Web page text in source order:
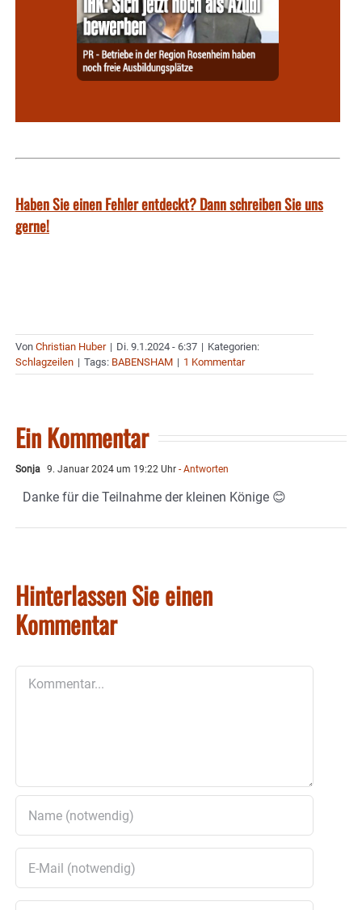
Haben Sie einen Fehler entdeckt? Dann schreiben Sie uns
gerne!
Von Christian Huber | Di. 9.1.2024 - 6:37 | Kategorien:
Schlagzeilen | Tags: BABENSHAM | 1 Kommentar
Ein Kommentar
Sonja 9. Januar 2024 um 19:22 Uhr - Antworten
Danke für die Teilnahme der kleinen Könige 😊
Hinterlassen Sie einen
Kommentar